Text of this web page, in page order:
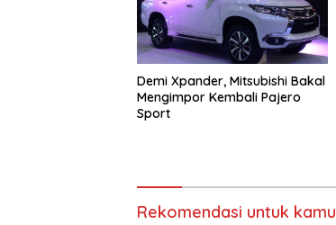
Demi Xpander, Mitsubishi Bakal
Mengimpor Kembali Pajero
Sport
Rekomendasi untuk kamu